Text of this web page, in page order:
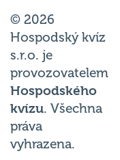
© 2026
Hospodský kvíz
s.r.o. je
provozovatelem
Hospodského
kvízu. Všechna
práva
vyhrazena.